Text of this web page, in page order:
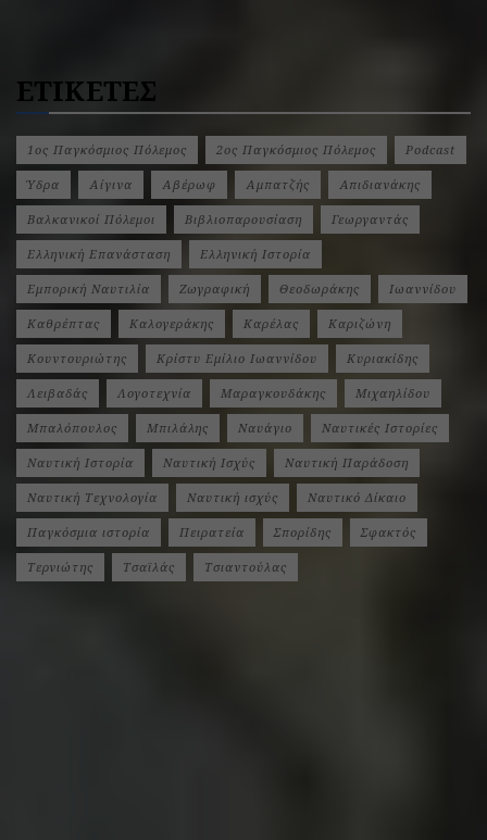
ΕΤΙΚΕΤΕΣ
1ος Παγκόσμιος Πόλεμος 2ος Παγκόσμιος Πόλεμος Podcast
Ύδρα Αίγινα Αβέρωφ Αμπατζής Απιδιανάκης
Βαλκανικοί Πόλεμοι Βιβλιοπαρουσίαση Γεωργαντάς
Ελληνική Επανάσταση Ελληνική Ιστορία
Εμπορική Ναυτιλία Ζωγραφική Θεοδωράκης Ιωαννίδου
Καθρέπτας Καλογεράκης Καρέλας Καριζώνη
Κουντουριώτης Κρίστυ Εμίλιο Ιωαννίδου Κυριακίδης
Λειβαδάς Λογοτεχνία Μαραγκουδάκης Μιχαηλίδου
Μπαλόπουλος Μπιλάλης Ναυάγιο Ναυτικές Ιστορίες
Ναυτική Ιστορία Ναυτική Ισχύς Ναυτική Παράδοση
Ναυτική Τεχνολογία Ναυτική ισχύς Ναυτικό Δίκαιο
Παγκόσμια ιστορία Πειρατεία Σπορίδης Σφακτός
Τερνιώτης Τσαϊλάς Τσιαντούλας